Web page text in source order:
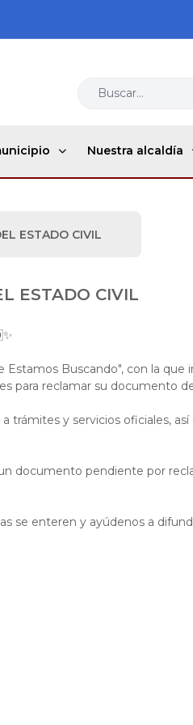
Buscar...
Nuestra alcaldía
ESTADO CIVIL
ESTADO CIVIL
Estamos Buscando", con la que
para reclamar su documento
trámites y servicios oficiales,
documento pendiente por
se enteren y ayúdenos a